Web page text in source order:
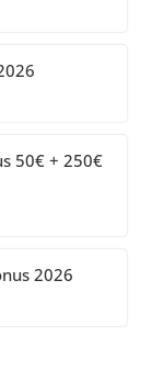
50€ + 250€
2026